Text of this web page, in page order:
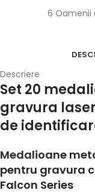
6 Oamenii
Descriere
Set 20
gravura
de
Medalioane
pentru gravura
Falcon Series